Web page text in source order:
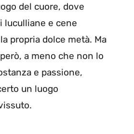
del cuore, dove
luculliane e cene
propria dolce metà. Ma
a meno che non lo
e passione,
un luogo